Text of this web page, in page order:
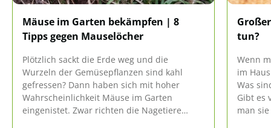
Mäuse im Garten bekämpfen | 8
Tipps gegen Mauselöcher
Plötzlich sackt die Erde weg und die
Wurzeln der Gemüsepflanzen sind kahl
gefressen? Dann haben sich mit hoher
Wahrscheinlichkeit Mäuse im Garten
eingenistet. Zwar richten die Nagetiere
tun?
Wenn
im
Was
Gibt es
man